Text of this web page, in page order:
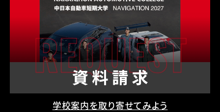
学校案内を取り寄せてみよう